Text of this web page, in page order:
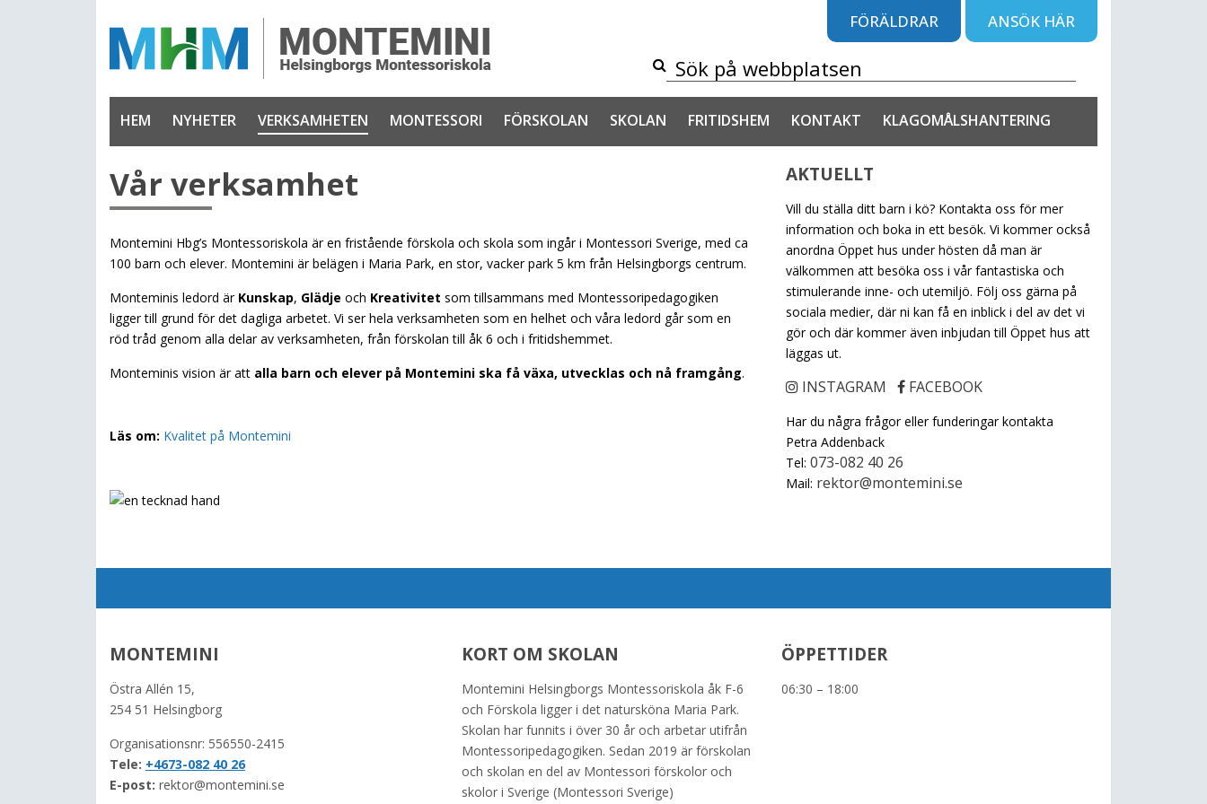
FÖRÄLDRAR ANSÖK HÄR
HEM NYHETER VERKSAMHETEN MONTESSORI FÖRSKOLAN SKOLAN FRITIDSHEM KONTAKT KLAGOMÅLSHANTERING
Vår verksamhet
Montemini Hbg’s Montessoriskola är en fristående förskola och skola som ingår i Montessori Sverige, med ca
100 barn och elever. Montemini är belägen i Maria Park, en stor, vacker park 5 km från Helsingborgs centrum.
Monteminis ledord är Kunskap, Glädje och Kreativitet som tillsammans med Montessoripedagogiken
ligger till grund för det dagliga arbetet. Vi ser hela verksamheten som en helhet och våra ledord går som en
röd tråd genom alla delar av verksamheten, från förskolan till åk 6 och i fritidshemmet.
Monteminis vision är att alla barn och elever på Montemini ska få växa, utvecklas och nå framgång.
Läs om: Kvalitet på Montemini
AKTUELLT
Vill du ställa ditt barn i kö? Kontakta oss för mer
information och boka in ett besök. Vi kommer också
anordna Öppet hus under hösten då man är
välkommen att besöka oss i vår fantastiska och
stimulerande inne- och utemiljö. Följ oss gärna på
sociala medier, där ni kan få en inblick i del av det vi
gör och där kommer även inbjudan till Öppet hus att
läggas ut.
INSTAGRAM FACEBOOK
Har du några frågor eller funderingar kontakta
Petra Addenback
Tel:073-082 40 26
Mail: rektor@montemini.se
MONTEMINI
Östra Allén 15,
254 51 Helsingborg
Organisationsnr: 556550-2415
Tele: +4673-082 40 26
E-post: rektor@montemini.se
KORT OM SKOLAN
Montemini Helsingborgs Montessoriskola åk F-6
och Förskola ligger i det natursköna Maria Park.
Skolan har funnits i över 30 år och arbetar utifrån
Montessoripedagogiken. Sedan 2019 är förskolan
och skolan en del av Montessori förskolor och
skolor i Sverige (Montessori Sverige)
ÖPPETTIDER
06:30 – 18:00